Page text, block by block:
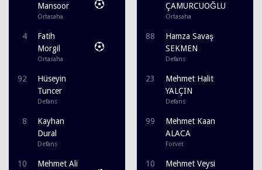
Mansoor
Ortasaha
4
Fatih
Morgil
Ortasaha
92
Hüseyin
Tuncer
Defans
8
Kayhan
Dural
Defans
10
Mehmet Ali
ÇAMURCUOĞLU
Ortasaha
88
Hamza Savaş
SEKMEN
Defans
23
Mehmet Halit
YALÇIN
Defans
99
Mehmet Kaan
ALACA
Forvet
10
Mehmet Veysi